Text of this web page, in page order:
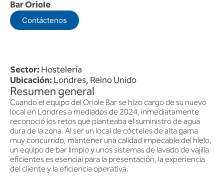
Bar Oriole
Contáctenos
Sector:Hostelería
Ubicación:Londres, Reino Unido
Resumen general
Cuando el equipo del Oriole Bar se hizo cargo de su nuevo
local en Londres a mediados de 2024, inmediatamente
reconoció los retos que planteaba el suministro de agua
dura de la zona. Al ser un local de cócteles de alta gama
muy concurrido, mantener una calidad impecable del hielo,
un equipo de bar limpio y unos sistemas de lavado de vajilla
eficientes es esencial para la presentación, la experiencia
del cliente y la eficiencia operativa.